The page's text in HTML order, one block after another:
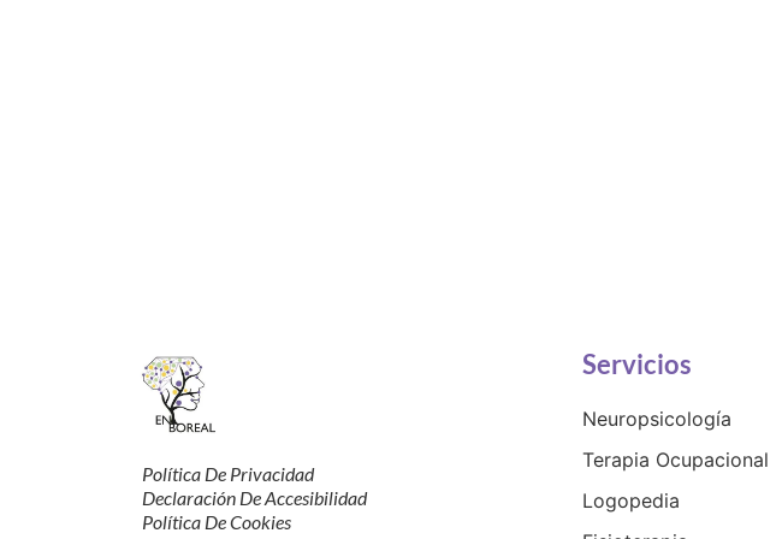
Política De Privacidad
Declaración De Accesibilidad
Política De Cookies
Servicios
Neuropsicología
Terapia Ocupacional
Logopedia